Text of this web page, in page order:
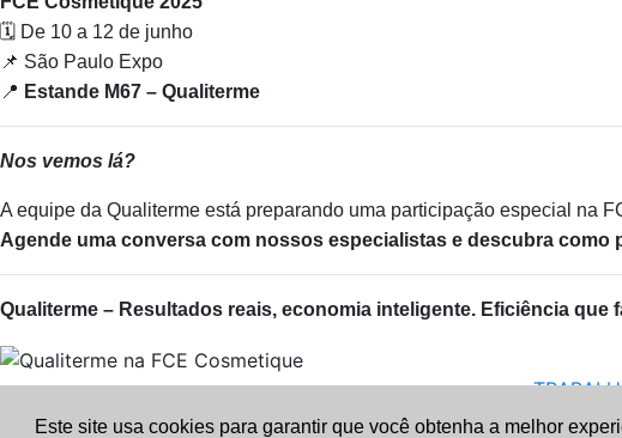
Este site usa cookies para garantir que você obtenha a melhor
🗓️ De 10 a 12 de junho
📌 São Paulo Expo
📍 Estande M67 – Qualiterme
Nos vemos lá?
A equipe da Qualiterme está preparando uma participação especial na
Agende uma conversa com nossos especialistas e descubra
Qualiterme – Resultados reais, economia inteligente. Eficiência que